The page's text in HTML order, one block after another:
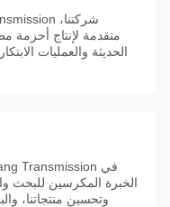
متقدمة لإنتاج أحزمة
الحديثة والعمليات
الخبرة المكرسين للبحث
وتحسين منتجاتنا،